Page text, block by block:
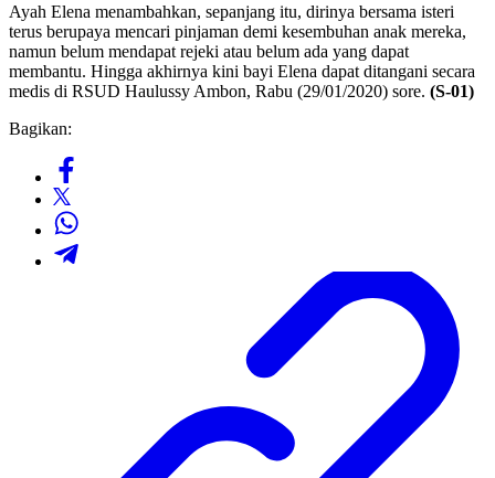
Ayah Elena menambahkan, sepanjang itu, dirinya bersama isteri
terus berupaya mencari pinjaman demi kesembuhan anak mereka,
namun belum mendapat rejeki atau belum ada yang dapat
membantu. Hingga akhirnya kini bayi Elena dapat ditangani secara
medis di RSUD Haulussy Ambon, Rabu (29/01/2020) sore. (S-01)
Bagikan: